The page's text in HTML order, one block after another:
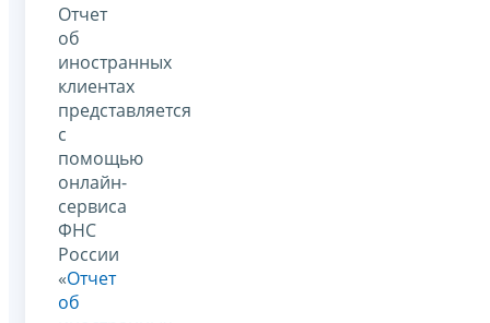
Отчет
об
иностранных
клиентах
представляется
с
помощью
онлайн-
сервиса
ФНС
России
«Отчет
об